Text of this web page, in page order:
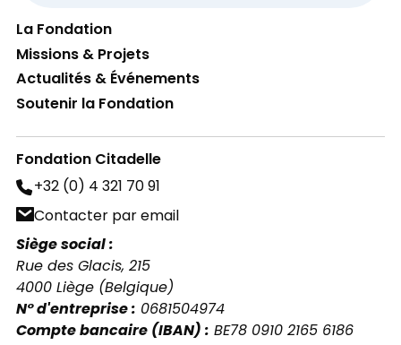
La Fondation
Missions & Projets
Actualités & Événements
Soutenir la Fondation
Fondation Citadelle
+32 (0) 4 321 70 91
Contacter par email
Siège social :
Rue des Glacis, 215
4000 Liège (Belgique)
N° d'entreprise : 0681504974
Compte bancaire (IBAN) : BE78 0910 2165 6186